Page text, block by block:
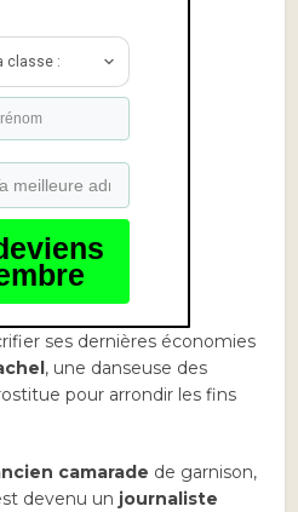
classe :
ses dernières économies
, une danseuse des
pour arrondir les fins
camarade de garnison,
devenu un journaliste